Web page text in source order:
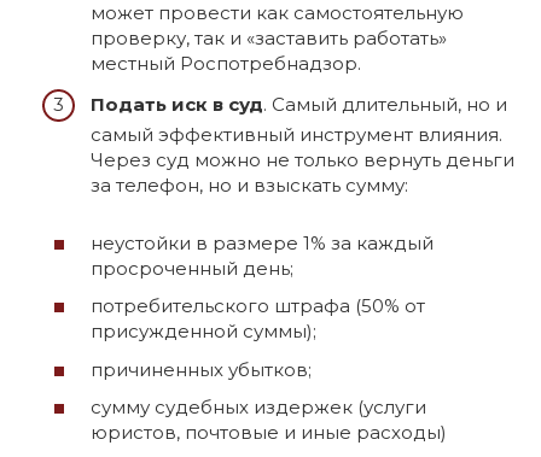
может провести как самостоятельную
проверку, так и «заставить работать»
местный Роспотребнадзор.
Подать иск в суд. Самый длительный, но и
самый эффективный инструмент влияния.
Через суд можно не только вернуть деньги
за телефон, но и взыскать сумму:
неустойки в размере 1% за каждый
просроченный день;
потребительского штрафа (50% от
присужденной суммы);
причиненных убытков;
сумму судебных издержек (услуги
юристов, почтовые и иные расходы)